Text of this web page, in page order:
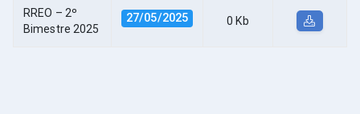
RREO – 2º
Bimestre 2025
27/05/2025 0 Kb